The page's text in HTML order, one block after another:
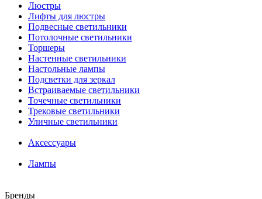
Люстры
Лифты для люстры
Подвесные светильники
Потолочные светильники
Торшеры
Настенные светильники
Настольные лампы
Подсветки для зеркал
Встраиваемые светильники
Точечные светильники
Трековые светильники
Уличные светильники
Аксессуары
Лампы
Бренды